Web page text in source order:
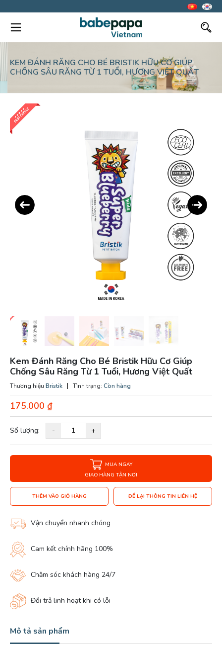
KEM ĐÁNH RĂNG CHO BÉ BRISTIK HỮU CƠ GIÚP
CHỐNG SÂU RĂNG TỪ 1 TUỔI, HƯƠNG VIỆT QUẤT
Previous Next
Kem Đánh Răng Cho Bé Bristik Hữu Cơ Giúp
Chống Sâu Răng Từ 1 Tuổi, Hương Việt Quất
Thương hiệu Bristik Tình trạng: Còn hàng
175.000 ₫
Số lượng: - +
MUA NGAY
GIAO HÀNG TẬN NƠI
THÊM VÀO GIỎ HÀNG ĐỂ LẠI THÔNG TIN LIÊN HỆ
Vận chuyển nhanh chóng
Cam kết chính hãng 100%
Chăm sóc khách hàng 24/7
Đổi trả linh hoạt khi có lỗi
Mô tả sản phẩm